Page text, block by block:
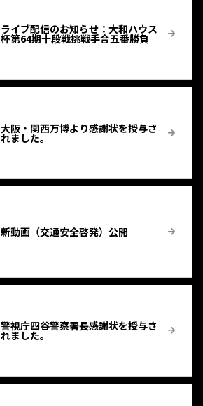
ライブ配信のお知らせ：大和ハウス
杯第64期十段戦挑戦手合五番勝負
大阪・関西万博より感謝状を授与さ
れました。
新動画（交通安全啓発）公開
警視庁四谷警察署長感謝状を授与さ
れました。